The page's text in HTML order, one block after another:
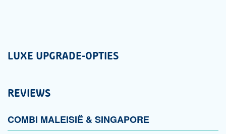
LUXE UPGRADE-OPTIES
REVIEWS
COMBI MALEISIË & SINGAPORE